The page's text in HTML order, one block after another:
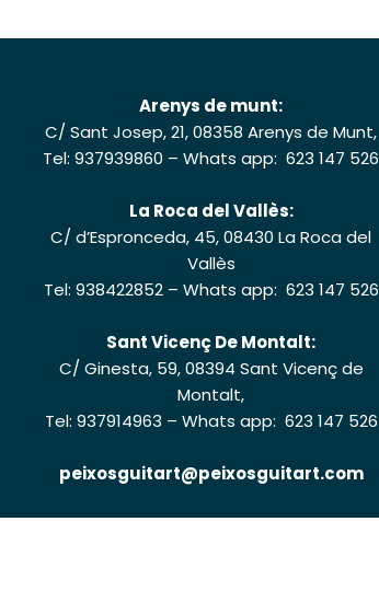
Arenys de munt:
C/ Sant Josep, 21, 08358 Arenys de Munt,
Tel: 937939860 –Whats app: 623 147 526
La Roca del Vallès:
C/ d’Espronceda, 45, 08430 La Roca del
Vallès
Tel: 938422852– Whats app: 623 147 526
Sant Vicenç De Montalt:
C/ Ginesta, 59, 08394 Sant Vicenç de
Montalt,
Tel: 937914963 – Whats app: 623 147 526
peixosguitart@peixosguitart.com